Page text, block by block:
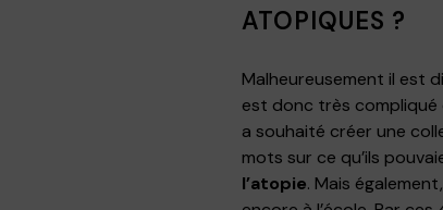
ATOPIQUES ?
Malheureusement il est
est donc très compliqué
a souhaité créer une
mots sur ce qu’ils
l’atopie. Mais